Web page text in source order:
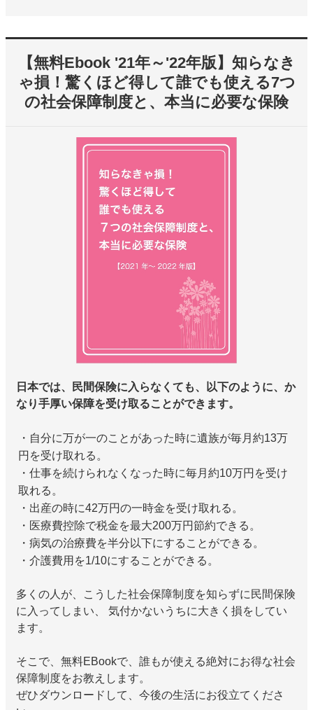
【無料Ebook '21年～'22年版】知らなき
ゃ損！驚くほど得して誰でも使える7つ
の社会保障制度と、本当に必要な保険
日本では、民間保険に入らなくても、以下のように、か
なり手厚い保障を受け取ることができます。
・自分に万が一のことがあった時に遺族が毎月約13万
円を受け取れる。
・仕事を続けられなくなった時に毎月約10万円を受け
取れる。
・出産の時に42万円の一時金を受け取れる。
・医療費控除で税金を最大200万円節約できる。
・病気の治療費を半分以下にすることができる。
・介護費用を1/10にすることができる。
多くの人が、こうした社会保障制度を知らずに民間保険
に入ってしまい、 気付かないうちに大きく損をしてい
ます。
そこで、無料EBookで、誰もが使える絶対にお得な社会
保障制度をお教えします。
ぜひダウンロードして、今後の生活にお役立てくださ